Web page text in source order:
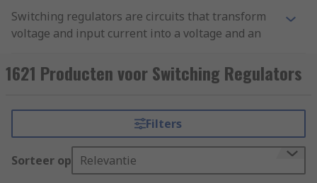
Switching regulators are circuits that transform
voltage and input current into a voltage and an
the system, compensating for variations in the
load and input voltage. They regulate energy
within the circuit limits.
What are switching regulators used for?
1621 Producten voor Switching Regulators
Filters
Sorteer op Relevantie